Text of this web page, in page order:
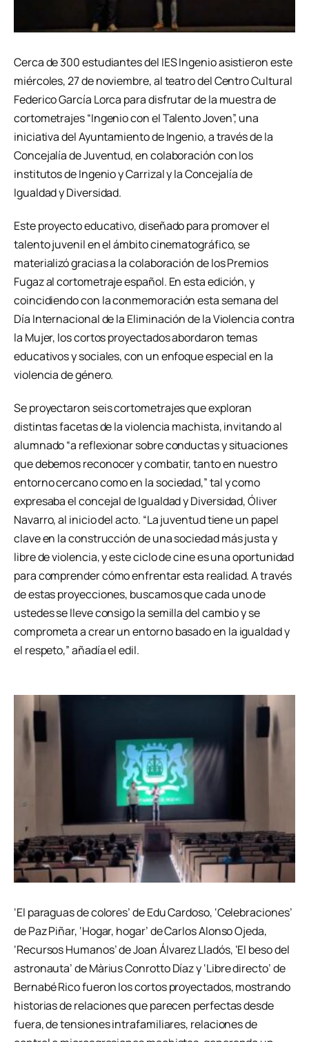
Cerca de 300 estudiantes del IES Ingenio asistieron este
miércoles, 27 de noviembre, al teatro del Centro Cultural
Federico García Lorca para disfrutar de la muestra de
cortometrajes “Ingenio con el Talento Joven”, una
iniciativa del Ayuntamiento de Ingenio, a través de la
Concejalía de Juventud, en colaboración con los
institutos de Ingenio y Carrizal y la Concejalía de
Igualdad y Diversidad.
Este proyecto educativo, diseñado para promover el
talento juvenil en el ámbito cinematográfico, se
materializó gracias a la colaboración de los Premios
Fugaz al cortometraje español. En esta edición, y
coincidiendo con la conmemoración esta semana del
Día Internacional de la Eliminación de la Violencia contra
la Mujer, los cortos proyectados abordaron temas
educativos y sociales, con un enfoque especial en la
violencia de género.
Se proyectaron seis cortometrajes que exploran
distintas facetas de la violencia machista, invitando al
alumnado “a reflexionar sobre conductas y situaciones
que debemos reconocer y combatir, tanto en nuestro
entorno cercano como en la sociedad,” tal y como
expresaba el concejal de Igualdad y Diversidad, Óliver
Navarro, al inicio del acto. “La juventud tiene un papel
clave en la construcción de una sociedad más justa y
libre de violencia, y este ciclo de cine es una oportunidad
para comprender cómo enfrentar esta realidad. A través
de estas proyecciones, buscamos que cada uno de
ustedes se lleve consigo la semilla del cambio y se
comprometa a crear un entorno basado en la igualdad y
el respeto,” añadía el edil.
‘El paraguas de colores’ de Edu Cardoso, ‘Celebraciones’
de Paz Piñar, ‘Hogar, hogar’ de Carlos Alonso Ojeda,
‘Recursos Humanos’ de Joan Álvarez Lladós, ‘El beso del
astronauta’ de Màrius Conrotto Díaz y ‘Libre directo’ de
Bernabé Rico fueron los cortos proyectados, mostrando
historias de relaciones que parecen perfectas desde
fuera, de tensiones intrafamiliares, relaciones de